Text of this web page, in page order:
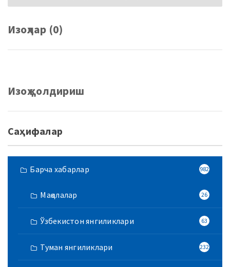
Изоҳлар (0)
Изоҳ қолдириш
Саҳифалар
Барча хабарлар 982
Мақолалар 26
Ўзбекистон янгиликлари 63
Туман янгиликлари 232